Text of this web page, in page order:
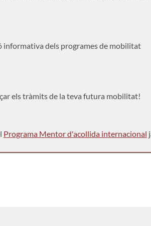
informativa dels programes de mobilitat
els tràmits de la teva futura mobilitat!
Programa Mentor d'acollida internacional